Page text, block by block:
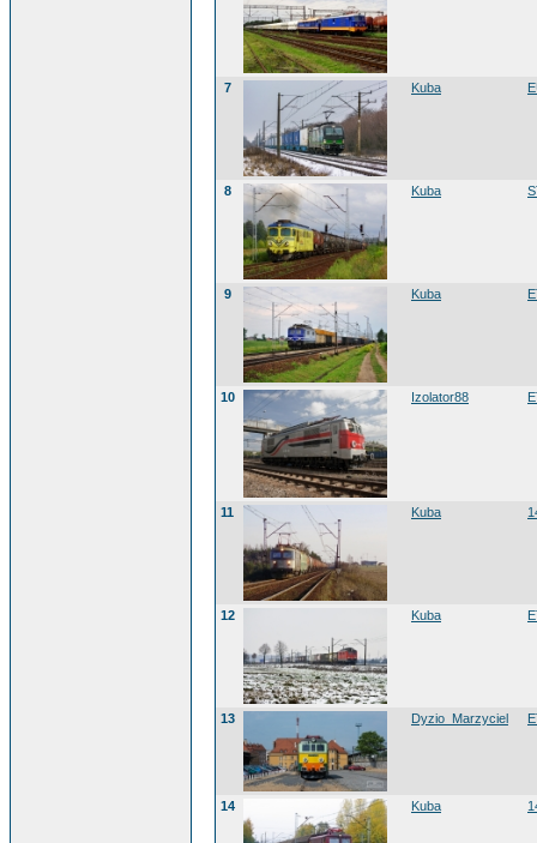
7 Kuba
8 Kuba
9 Kuba
10 Izolator88
11 Kuba
12 Kuba
13 Dyzio_Marzyciel
14 Kuba